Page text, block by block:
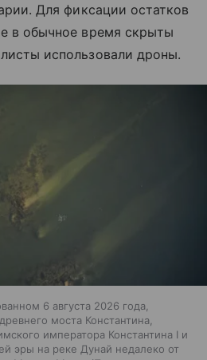
Для фиксации остатков
в обычное время скрыты
использовали дроны.
6 августа 2026 года,
моста Константина,
императора Константина I и
эры на реке Дунай недалеко от